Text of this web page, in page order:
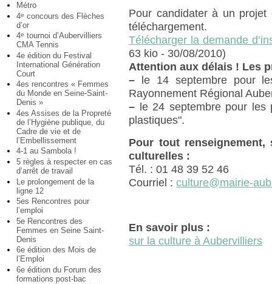
Métro
4e concours des Flèches
d’or
4e tournoi d’Aubervilliers
CMA Tennis
4e édition du Festival
International Génération
Court
4es rencontres « Femmes
du Monde en Seine-Saint-
Denis »
4es Assises de la Propreté
de l’Hygiène publique, du
Cadre de vie et de
l’Embellissement
4-1 au Sambola !
5 règles à respecter en cas
d’arrêt de travail
Le prolongement de la
ligne 12
5es Rencontres pour
l’emploi
5e Rencontres des
Femmes en Seine Saint-
Denis
6e édition des Mois de
l’Emploi
6e édition du Forum des
formations post-bac
Pour candidater à un
téléchargement.
Télécharger la demande
63 kio - 30/08/2010)
Attention aux délais ! Les
– le 14 septembre pour
Rayonnement Régional
– le 24 septembre pour les
plastiques".
Pour tout renseignement,
culturelles :
Tél. : 01 48 39 52 46
Courriel :culture@mairie-
En savoir plus :
sur la culture à Aubervilliers